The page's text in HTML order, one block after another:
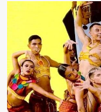
vuelos
en
aeropuerto
de
Cancún